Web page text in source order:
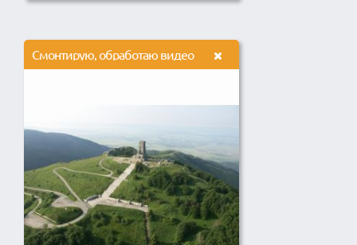
Смонтирую, обработаю видео